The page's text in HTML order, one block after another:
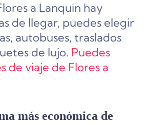
a Lanquin hay
de llegar, puedes elegir
autobuses, traslados
de lujo. Puedes
de viaje de Flores a
más económica de